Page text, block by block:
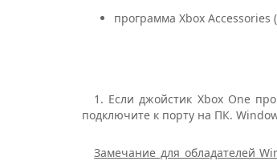
программа Xbox
1. Если джойстик Xbox One
подключите к порту на ПК.
Замечание для обладателей